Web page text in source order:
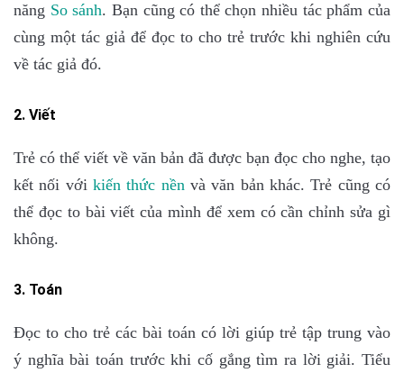
năng So sánh. Bạn cũng có thể chọn nhiều tác phẩm của
cùng một tác giả để đọc to cho trẻ trước khi nghiên cứu
về tác giả đó.
2. Viết
Trẻ có thể viết về văn bản đã được bạn đọc cho nghe, tạo
kết nối với kiến thức nềnvà văn bản khác. Trẻ cũng có
thể đọc to bài viết của mình để xem có cần chỉnh sửa gì
không.
3. Toán
Đọc to cho trẻ các bài toán có lời giúp trẻ tập trung vào
ý nghĩa bài toán trước khi cố gắng tìm ra lời giải. Tiểu